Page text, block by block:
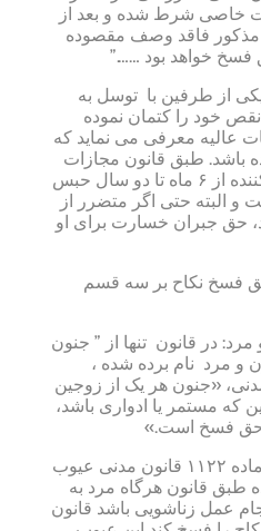
خاصی شرط شده و بعد از
فاقد وصف مقصوده
خواهد بود …….”
از طرفین با توسل به
نقص خود را کتمان نموده
عالیه معرفی می نماید که
باشد. طبق قانون مجازات
اسلامی ، مجازات تدلیس کننده از ۶ ماه تا دو سال حبس
البته حتی اگر متضرر از
حق جبران خسارت برای او
فسخ نکاح بر سه قسم
در قانون تنها از ” جنون
و مرد نام برده شده ،
۱۱۲۱ قانون مدنی، «جنون هر یک از زوجین
که مستمر یا ادواری باشد،
فسخ است.»
ب- عیوب مختص مرد: در ماده ۱۱۲۲ قانون مدنی عیوب
قانون هرگاه مرد به
عمل زناشویی باشد قانون